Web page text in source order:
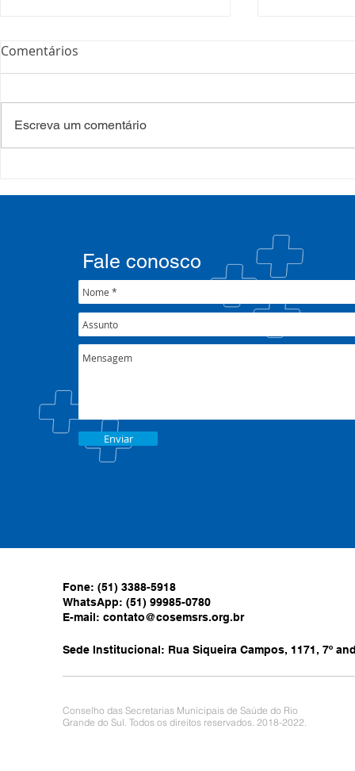
formação sobre saúde
crise climática
SETEC,
CIB/RS
Comentários
Escreva um comentário
Enviar
Fale conosco
Fone: (51) 3388-5918
WhatsApp: (51) 99985-0780
E-mail: contato@cosemsrs.org.br
Sede Institucional: Rua Siqueira Campos, 1171, 7º
Conselho das Secretarias Municipais de Saúde do Rio
Grande do Sul. Todos os direitos reservados. 2018-2022.